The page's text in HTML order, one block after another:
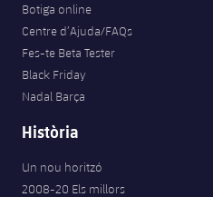
Botiga online
Centre d’Ajuda/FAQs
Fes-te Beta Tester
Black Friday
Nadal Barça
Història
Un nou horitzó
2008-20 Els millors